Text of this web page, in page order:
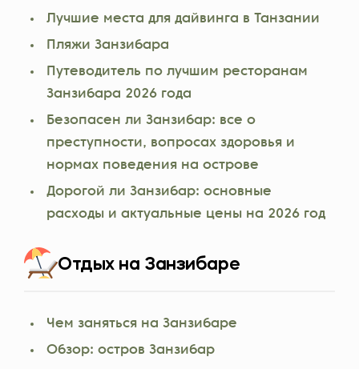
Лучшие места для дайвинга в Танзании
Пляжи Занзибара
Путеводитель по лучшим ресторанам
Занзибара 2026 года
Безопасен ли Занзибар: все о
преступности, вопросах здоровья и
нормах поведения на острове
Дорогой ли Занзибар: основные
расходы и актуальные цены на 2026 год
Отдых на Занзибаре
Чем заняться на Занзибаре
Обзор: остров Занзибар